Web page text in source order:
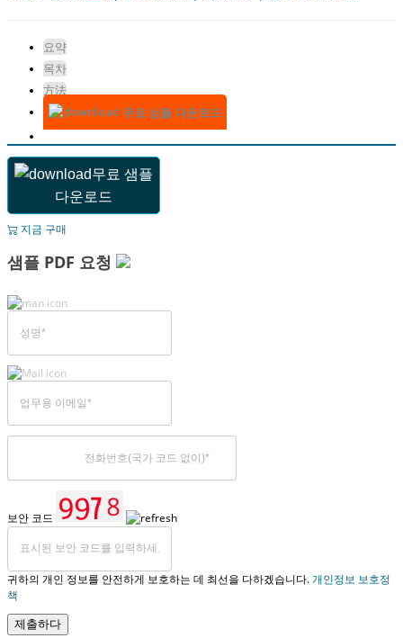
요약
목차
方法
무료 샘플 다운로드
무료 샘플
다운로드
지금 구매
샘플 PDF 요청
보안 코드
귀하의 개인 정보를 안전하게 보호하는 데 최선을 다하겠습니다.개인정보 보호정
책
제출하다